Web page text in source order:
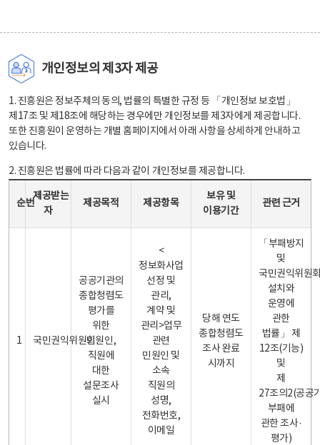
개인정보의 제3자 제공
1. 진흥원은 정보주체의 동의, 법률의 특별한 규정 등 「개인정보 보호법」
제17조 및 제18조에 해당하는 경우에만 개인정보를 제3자에게 제공합니다.
또한 진흥원이 운영하는 개별 홈페이지에서 아래 사항을 상세하게 안내하고
있습니다.
2. 진흥원은 법률에 따라 다음과 같이 개인정보를 제공합니다.
순번
제공받는
자
제공목적 제공항목
보유 및
이용기간
관련 근거
1 국민권익위원회
공공기관의
종합청렴도
평가를
위한
민원인,
직원에
대한
설문조사
실시
<
정보화사업
선정 및
관리,
계약 및
관리>업무
관련
민원인 및
소속
직원의
성명,
전화번호,
이메일
당해 연도
종합청렴도
조사 완료
시까지
「부패방지
및
국민권익위원
설치와
운영에
관한
법률」 제
12조(기능)
및
제
27조의2(공공
부패에
관한 조사·
평가)